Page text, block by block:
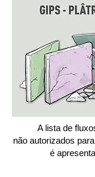
A lista de
não autorizados
é